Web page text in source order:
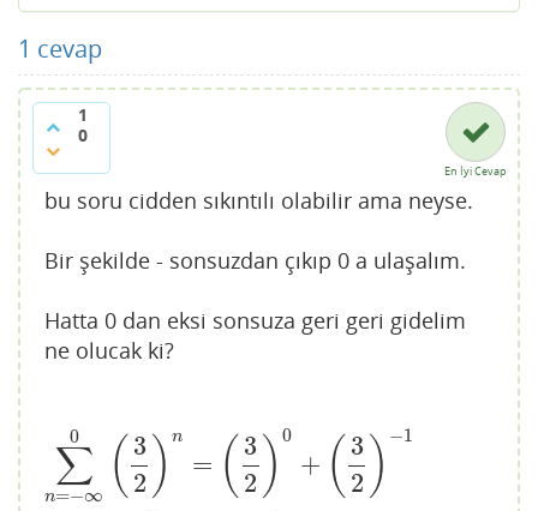
1 cevap
1
0
En İyi Cevap
bu soru cidden sıkıntılı olabilir ama neyse.
Bir şekilde - sonsuzdan çıkıp 0 a ulaşalım.
Hatta 0 dan eksi sonsuza geri geri gidelim
ne olucak ki?
∑
n=−∞
0 ( 3
2 ) n
= ( 3
2 ) 0
+ ( 3
2 ) −1
n= − 0 32 n 32 0 +(3 2) 1+( 32 )−2 + .